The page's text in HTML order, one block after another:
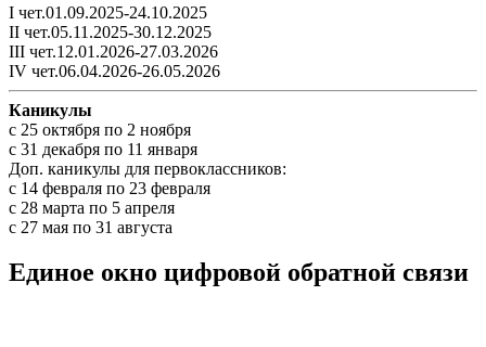
I чет.01.09.2025-24.10.2025
II чет.05.11.2025-30.12.2025
III чет.12.01.2026-27.03.2026
IV чет.06.04.2026-26.05.2026
Каникулы
c 25 октября по 2 ноября
c 31 декабря по 11 января
Доп. каникулы для первоклассников:
с 14 февраля по 23 февраля
с 28 марта по 5 апреля
с 27 мая по 31 августа
Единое окно цифровой обратной связи